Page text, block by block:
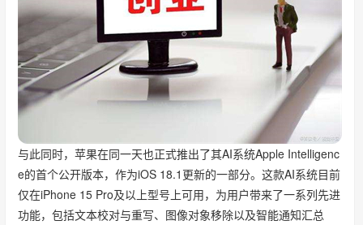
与此同时，苹果在同一天也正式推出了其AI系统Apple Intelligenc
e的首个公开版本，作为iOS 18.1更新的一部分。这款AI系统目前
仅在iPhone 15 Pro及以上型号上可用，为用户带来了一系列先进
功能，包括文本校对与重写、图像对象移除以及智能通知汇总